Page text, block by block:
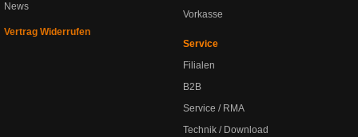
News
Vertrag Widerrufen
Vorkasse
Service
Filialen
B2B
Service / RMA
Technik / Download